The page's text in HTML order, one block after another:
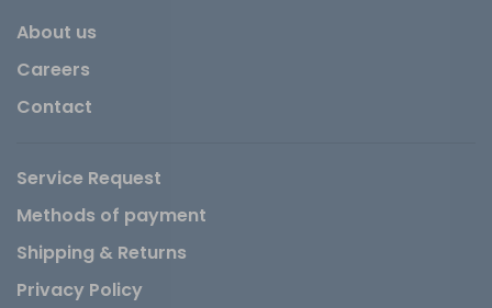
About us
Careers
Contact
Service Request
Methods of payment
Shipping & Returns
Privacy Policy